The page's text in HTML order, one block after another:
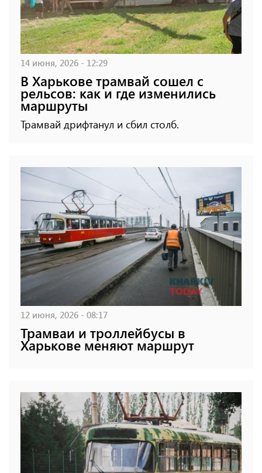
14 июня, 2026 - 12:29
В Харькове трамвай сошел с
рельсов: как и где изменились
маршруты
Трамвай дрифтанул и сбил столб.
12 июня, 2026 - 08:17
Трамваи и троллейбусы в
Харькове меняют маршрут